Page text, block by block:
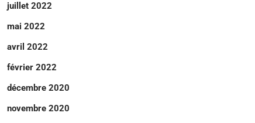
juillet 2022
mai 2022
avril 2022
février 2022
décembre 2020
novembre 2020